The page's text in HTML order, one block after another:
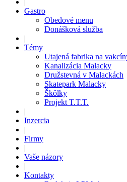
Gastro
Obedové menu
Donášková služba
|
Témy
Utajená fabrika na
Kanalizácia Malacky
Družstevná v Malackách
Skatepark Malacky
Škôlky
Projekt T.T.T.
|
Inzercia
|
Firmy
|
Vaše názory
|
Kontakty